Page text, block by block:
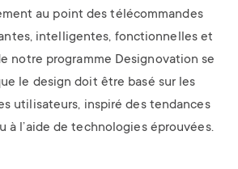
au point des télécommandes
intelligentes, fonctionnelles et
notre programme Designovation se
le design doit être basé sur les
utilisateurs, inspiré des tendances
à l’aide de technologies éprouvées.